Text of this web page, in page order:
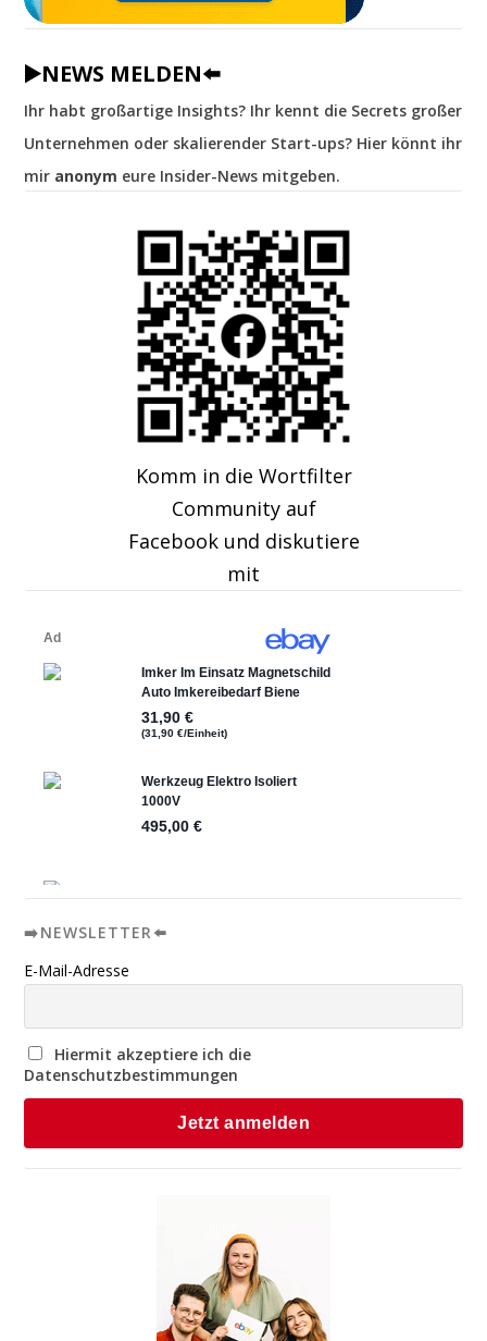
▶️NEWS MELDEN⬅️
Ihr habt großartige Insights? Ihr kennt die Secrets großer
Unternehmen oder skalierender Start-ups? Hier könnt ihr
mir anonym eure Insider-News mitgeben.
Komm in die Wortfilter
Community auf
Facebook und diskutiere
mit
➡️NEWSLETTER⬅️
E-Mail-Adresse
Hiermit akzeptiere ich die
Datenschutzbestimmungen